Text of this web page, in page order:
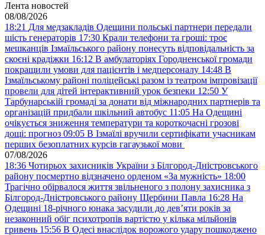
Лента новостей
08/08/2026
18:21 Для медзакладів Одещини польські партнери передали
шість генераторів 17:30 Крали телефони та гроші: троє
мешканців Ізмаїльського району понесуть відповідальність за
скоєні крадіжки 16:12 В амбулаторіях Городненської громади
покращили умови для пацієнтів і медперсоналу 14:48 В
Ізмаїльському районі поліцейські разом із театром імпровізації
провели для дітей інтерактивний урок безпеки 12:50 У
Тарбунарській громаді за донати від міжнародних партнерів та
організацій придбали шкільний автобус 11:05 На Одещині
очікується зниження температури та короткочасні грозові
дощі: прогноз 09:05 В Ізмаїлі вручили сертифікати учасникам
перших безоплатних курсів гагаузької мови
07/08/2026
18:36 Чотирьох захисників України з Білгород-Дністровського
району посмертно відзначено орденом «За мужність» 18:00
Трагічно обірвалося життя звільненого з полону захисника з
Білгород-Дністровського району Щербини Павла 16:28 На
Одещині 18-річного юнака засудили до дев’яти років за
незаконний обіг психотропів вартістю у кілька мільйонів
гривень 15:56 В Одесі внаслідок ворожого удару пошкоджено